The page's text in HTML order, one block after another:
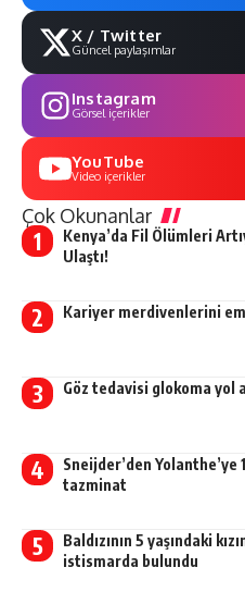
X / Twitter
Güncel paylaşımlar
Instagram
Görsel içerikler
YouTube
Video içerikler
Çok Okunanlar
Kenya’da Fil Ölümleri
Ulaştı!
Kariyer merdivenlerini
Göz tedavisi glokoma yol
Sneijder’den Yolanthe’ye
tazminat
Baldızının 5 yaşındaki
istismarda bulundu